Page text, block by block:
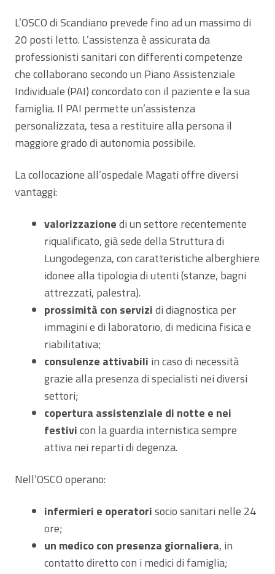
L’OSCO di Scandiano prevede fino ad un massimo di
20 posti letto. L’assistenza è assicurata da
professionisti sanitari con differenti competenze
che collaborano secondo un Piano Assistenziale
Individuale (PAI) concordato con il paziente e la sua
famiglia. Il PAI permette un’assistenza
personalizzata, tesa a restituire alla persona il
maggiore grado di autonomia possibile.
La collocazione all’ospedale Magati offre diversi
vantaggi:
valorizzazionedi un settore recentemente
riqualificato, già sede della Struttura di
Lungodegenza, con caratteristiche alberghiere
idonee alla tipologia di utenti (stanze, bagni
attrezzati, palestra).
prossimità con servizidi diagnostica per
immagini e di laboratorio, di medicina fisica e
riabilitativa;
consulenze attivabili in caso di necessità
grazie alla presenza di specialisti nei diversi
settori;
copertura assistenziale di notte e nei
festivicon la guardia internistica sempre
attiva nei reparti di degenza.
Nell’OSCO operano:
infermieri e operatorisocio sanitari nelle 24
ore;
un medico con presenza giornaliera, in
contatto diretto con i medici di famiglia;